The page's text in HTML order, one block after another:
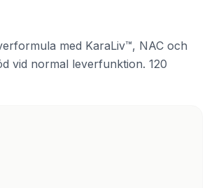
med KaraLiv™, NAC och
vid normal leverfunktion. 120